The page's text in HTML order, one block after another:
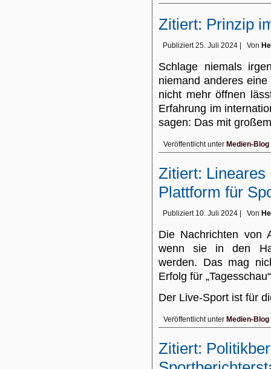
Zitiert: Prinzip
Publiziert 25. Juli 2024 Von
Schlage niemals
niemand anderes
nicht mehr öffnen
Erfahrung im
sagen: Das mit
Veröffentlicht unter Medien-Blog
Zitiert: Lineares
Plattform für
Publiziert 10. Juli 2024 Von
Die Nachrichten von
wenn sie in den
werden. Das mag
Erfolg für
Der Live-Sport ist für
Veröffentlicht unter Medien-Blog
Zitiert: